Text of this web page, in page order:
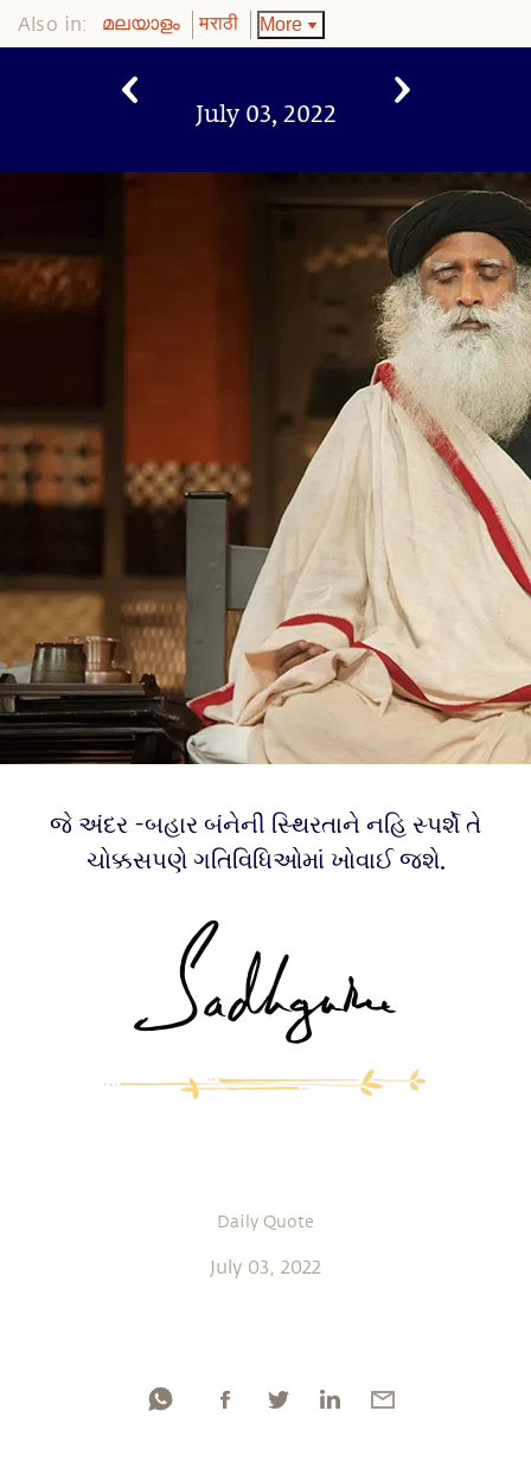
Also in: മലയാളം मराठी More
July 03, 2022
જે અંદર -બહાર બંનેની સ્થિરતાને નહિ સ્પર્શે તે
ચોક્કસપણે ગતિવિધિઓમાં ખોવાઈ જશે.
Daily Quote
July 03, 2022